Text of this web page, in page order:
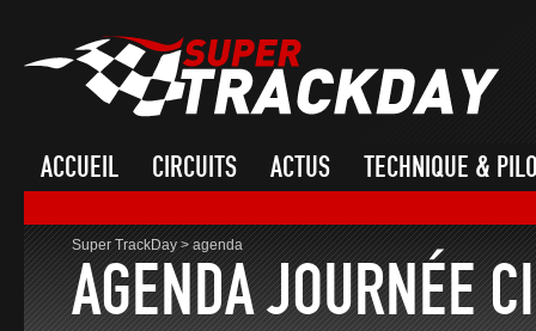
ACCUEIL CIRCUITS ACTUS TECHNIQUE &
Super TrackDay>agenda
AGENDA JOURNÉE